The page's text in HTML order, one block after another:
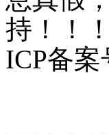
持！！
ICP备案